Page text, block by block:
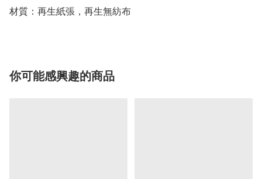
材質：再生紙張，再生無紡布
你可能感興趣的商品